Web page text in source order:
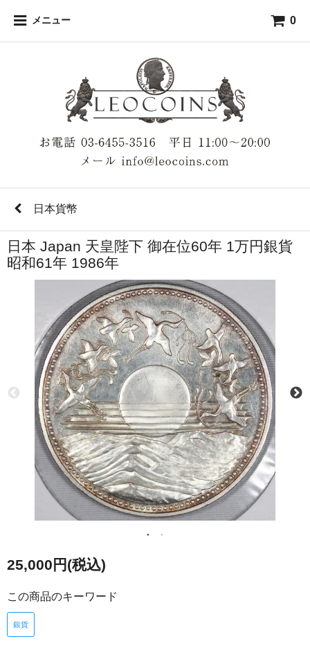
メニュー 0
日本貨幣
日本 Japan 天皇陛下 御在位60年 1万円銀貨
昭和61年 1986年
25,000円(税込)
この商品のキーワード
銀貨